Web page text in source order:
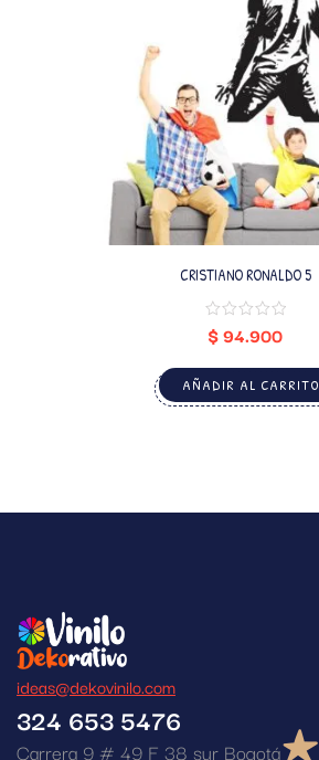
CRISTIANO RONALDO 5
$94.900
AÑADIR AL CARRITO
ideas@dekovinilo.com
324 653 5476
Carrera 9 # 49 F 38 sur Bogotá